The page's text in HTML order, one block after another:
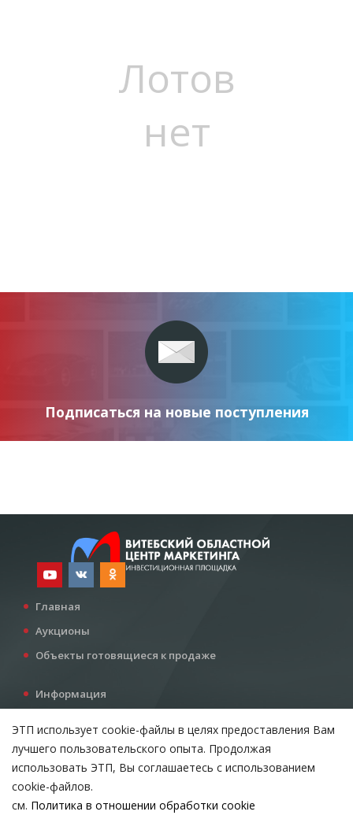
Лотов
нет
Подписаться на новые поступления
Главная
Аукционы
Объекты готовящиеся к продаже
Информация
Все для инвестора
Контакты
Возникли вопросы?
ЭТП использует cookie-файлы в целях предоставления Вам
лучшего пользовательского опыта. Продолжая
использовать ЭТП, Вы соглашаетесь с использованием
cookie-файлов.
см. Политика в отношении обработки cookie